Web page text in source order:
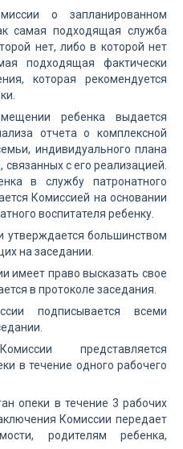
о запланированном
самая подходящая служба
нет, либо в которой нет
подходящая фактически
которая рекомендуется
ребенка выдается
отчета о комплексной
индивидуального плана
с его реализацией.
в службу патронатного
Комиссией на основании
воспитателя ребенку.
утверждается большинством
на заседании.
имеет право высказать свое
в протоколе заседания.
подписывается всеми
представляется
в течение одного рабочего
опеки в течение 3 рабочих
Комиссии передает
родителям ребенка,